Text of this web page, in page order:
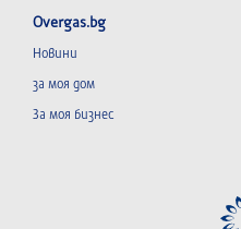
Overgas.bg
Новини
за моя дом
За моя бизнес